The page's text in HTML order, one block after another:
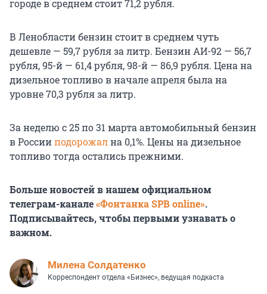
городе в среднем стоит 71,2 рубля.
В Ленобласти бензин стоит в среднем чуть
дешевле — 59,7 рубля за литр. Бензин АИ-92 — 56,7
рубля, 95-й — 61,4 рубля, 98-й — 86,9 рубля. Цена на
дизельное топливо в начале апреля была на
уровне 70,3 рубля за литр.
За неделю с 25 по 31 марта автомобильный бензин
в Россииподорожална 0,1%. Цены на дизельное
топливо тогда остались прежними.
Больше новостей в нашем официальном
телеграм-канале«Фонтанка SPB online».
Подписывайтесь, чтобы первыми узнавать о
важном.
Милена Солдатенко
Корреспондент отдела «Бизнес», ведущая подкаста